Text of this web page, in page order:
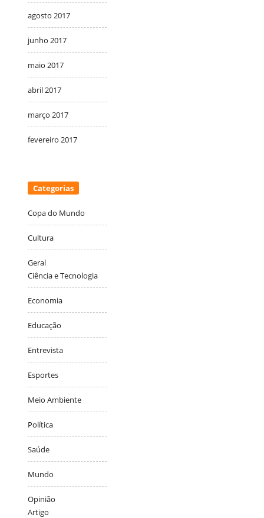
agosto 2017
junho 2017
maio 2017
abril 2017
março 2017
fevereiro 2017
Categorias
Copa do Mundo
Cultura
Geral
Ciência e Tecnologia
Economia
Educação
Entrevista
Esportes
Meio Ambiente
Política
Saúde
Mundo
Opinião
Artigo